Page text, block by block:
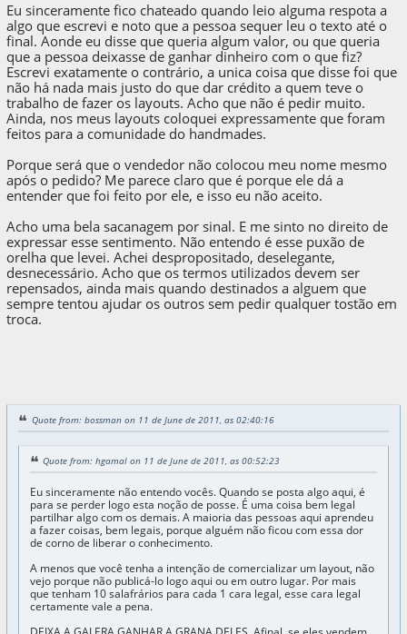
Eu sinceramente fico chateado quando leio alguma respota a
algo que escrevi e noto que a pessoa sequer leu o texto até o
final. Aonde eu disse que queria algum valor, ou que queria
que a pessoa deixasse de ganhar dinheiro com o que fiz?
Escrevi exatamente o contrário, a unica coisa que disse foi que
não há nada mais justo do que dar crédito a quem teve o
trabalho de fazer os layouts. Acho que não é pedir muito.
Ainda, nos meus layouts coloquei expressamente que foram
feitos para a comunidade do handmades.
Porque será que o vendedor não colocou meu nome mesmo
após o pedido? Me parece claro que é porque ele dá a
entender que foi feito por ele, e isso eu não aceito.
Acho uma bela sacanagem por sinal. E me sinto no direito de
expressar esse sentimento. Não entendo é esse puxão de
orelha que levei. Achei despropositado, deselegante,
desnecessário. Acho que os termos utilizados devem ser
repensados, ainda mais quando destinados a alguem que
sempre tentou ajudar os outros sem pedir qualquer tostão em
troca.
Quote from: bossman on 11 de June de 2011, as 02:40:16
Quote from: hgamal on 11 de June de 2011, as 00:52:23
Eu sinceramente não entendo vocês. Quando se posta algo aqui, é
para se perder logo esta noção de posse. É uma coisa bem legal
partilhar algo com os demais. A maioria das pessoas aqui aprendeu
a fazer coisas, bem legais, porque alguém não ficou com essa dor
de corno de liberar o conhecimento.
A menos que você tenha a intenção de comercializar um layout, não
vejo porque não publicá-lo logo aqui ou em outro lugar. Por mais
que tenham 10 salafrários para cada 1 cara legal, esse cara legal
certamente vale a pena.